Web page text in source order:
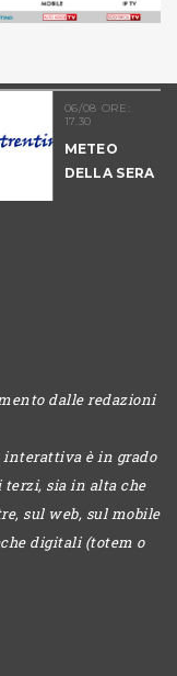
06/08 ORE:
17.30
METEO
DELLA SERA
dalle redazioni
è in grado
sia in alta che
sul web, sul mobile
digitali (totem o